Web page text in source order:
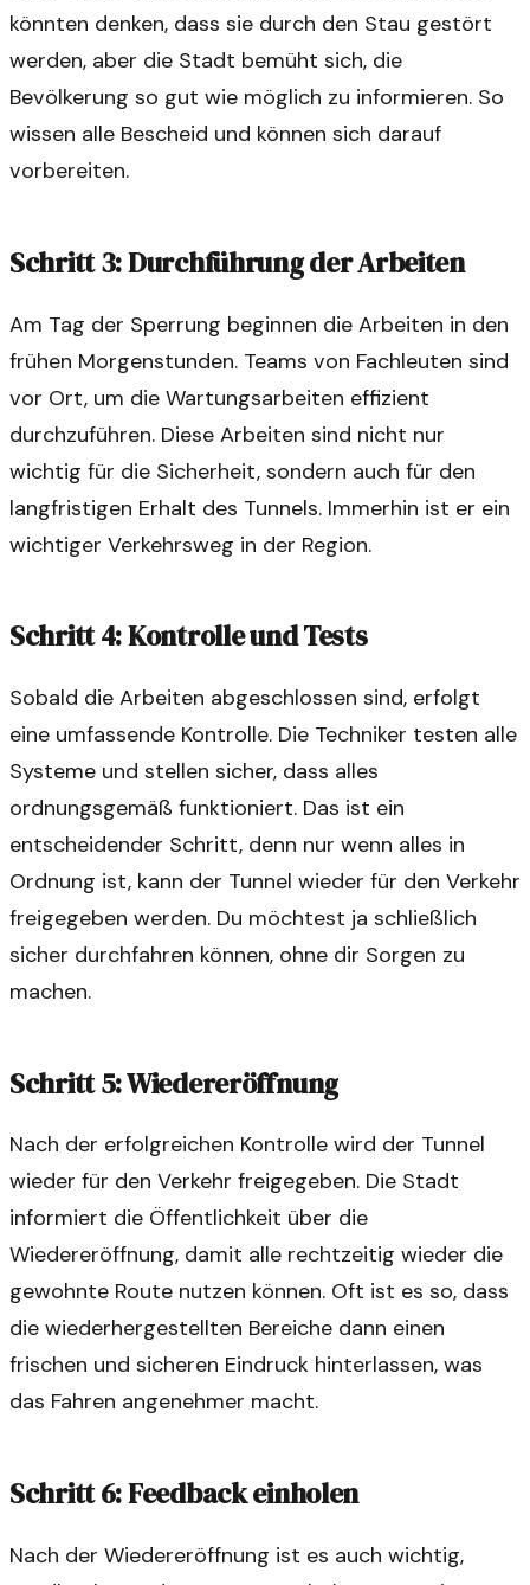
könnten denken, dass sie durch den Stau gestört
werden, aber die Stadt bemüht sich, die
Bevölkerung so gut wie möglich zu informieren. So
wissen alle Bescheid und können sich darauf
vorbereiten.
Schritt 3: Durchführung der Arbeiten
Am Tag der Sperrung beginnen die Arbeiten in den
frühen Morgenstunden. Teams von Fachleuten sind
vor Ort, um die Wartungsarbeiten effizient
durchzuführen. Diese Arbeiten sind nicht nur
wichtig für die Sicherheit, sondern auch für den
langfristigen Erhalt des Tunnels. Immerhin ist er ein
wichtiger Verkehrsweg in der Region.
Schritt 4: Kontrolle und Tests
Sobald die Arbeiten abgeschlossen sind, erfolgt
eine umfassende Kontrolle. Die Techniker testen alle
Systeme und stellen sicher, dass alles
ordnungsgemäß funktioniert. Das ist ein
entscheidender Schritt, denn nur wenn alles in
Ordnung ist, kann der Tunnel wieder für den Verkehr
freigegeben werden. Du möchtest ja schließlich
sicher durchfahren können, ohne dir Sorgen zu
machen.
Schritt 5: Wiedereröffnung
Nach der erfolgreichen Kontrolle wird der Tunnel
wieder für den Verkehr freigegeben. Die Stadt
informiert die Öffentlichkeit über die
Wiedereröffnung, damit alle rechtzeitig wieder die
gewohnte Route nutzen können. Oft ist es so, dass
die wiederhergestellten Bereiche dann einen
frischen und sicheren Eindruck hinterlassen, was
das Fahren angenehmer macht.
Schritt 6: Feedback einholen
Nach der Wiedereröffnung ist es auch wichtig,